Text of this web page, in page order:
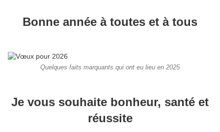
Bonne année à toutes et à tous
Quelques faits marquants qui ont eu lieu en 2025
Je vous souhaite bonheur, santé et
réussite